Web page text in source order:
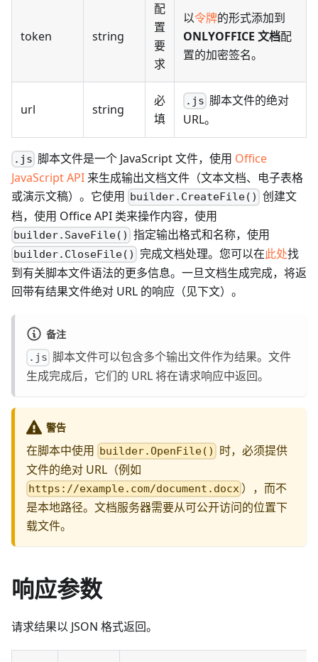
token string
配
置
要
求
以令牌的形式添加到
ONLYOFFICE 文档配
置的加密签名。
url string
必
填
.js 脚本文件的绝对
URL。
.js 脚本文件是一个 JavaScript 文件，使用 Office
JavaScript API 来生成输出文档文件（文本文档、电子表格
或演示文稿）。它使用 builder.CreateFile() 创建文
档，使用 Office API 类来操作内容，使用
builder.SaveFile() 指定输出格式和名称，使用
builder.CloseFile() 完成文档处理。您可以在此处找
到有关脚本文件语法的更多信息。一旦文档生成完成，将返
回带有结果文件绝对 URL 的响应（见下文）。
备注
.js 脚本文件可以包含多个输出文件作为结果。文件
生成完成后，它们的 URL 将在请求响应中返回。
警告
在脚本中使用 builder.OpenFile()
时，必须提供
文件的绝对 URL（例如
https://example.com/document.docx ），而不
是本地路径。文档服务器需要从可公开访问的位置下
载文件。
响应参数
请求结果以 JSON 格式返回。